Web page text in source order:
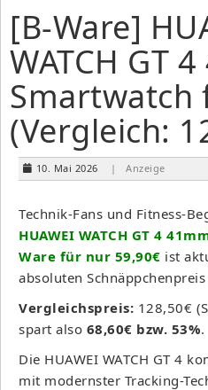
[B-Ware]
WATCH GT
Smartwatch
(Vergleich:
10. Mai 2026 | Anzeige
Technik-Fans und Fitness-
HUAWEI WATCH GT 4
Ware für nur 59,90€ ist
absoluten
Vergleichspreis: 128,50€
spart also 68,60€ bzw. 53%.
Die HUAWEI WATCH GT 4
mit modernster Tracking-